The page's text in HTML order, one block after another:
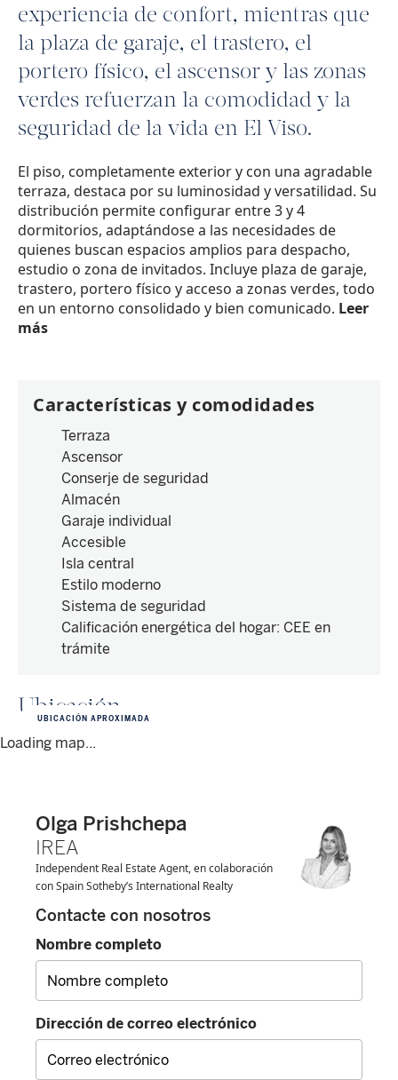
experiencia de confort, mientras que
la plaza de garaje, el trastero, el
portero físico, el ascensor y las zonas
verdes refuerzan la comodidad y la
seguridad de la vida en El Viso.
El piso, completamente exterior y con una agradable
terraza, destaca por su luminosidad y versatilidad. Su
distribución permite configurar entre 3 y 4
dormitorios, adaptándose a las necesidades de
quienes buscan espacios amplios para despacho,
estudio o zona de invitados. Incluye plaza de garaje,
trastero, portero físico y acceso a zonas verdes, todo
en un entorno consolidado y bien comunicado. Leer
más
Características y comodidades
Terraza
Ascensor
Conserje de seguridad
Almacén
Garaje individual
Accesible
Isla central
Estilo moderno
Sistema de seguridad
Calificación energética del hogar: CEE en
trámite
Ubicación
Loading map...
UBICACIÓN APROXIMADA
Olga Prishchepa
IREA
Independent Real Estate Agent, en colaboración
con Spain Sotheby’s International Realty
Contacte con nosotros
Nombre completo
Dirección de correo electrónico